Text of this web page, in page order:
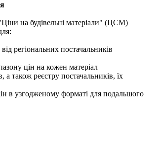
на будівельні матеріали" (ЦСМ)
регіональних постачальників
цін на кожен матеріал
а також реєстру постачальників, їх
в узгодженому форматі для подальшого